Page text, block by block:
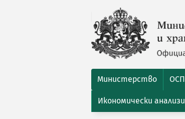
Министерство ОСП
Икономически анализи